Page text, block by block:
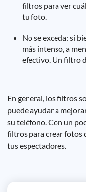
filtros para ver
tu foto.
No se exceda: si
más intenso, a
efectivo. Un filtro
En general, los filtros
puede ayudar a
su teléfono. Con un
filtros para crear fotos
tus espectadores.